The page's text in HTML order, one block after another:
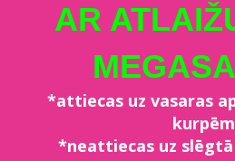
AR
*attiecas uz vasaras
kurpēm
*neattiecas uz